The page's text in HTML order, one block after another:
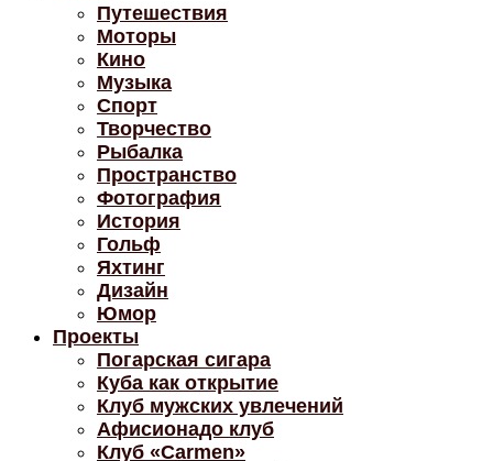
Путешествия
Моторы
Кино
Музыка
Спорт
Творчество
Рыбалка
Пространство
Фотография
История
Гольф
Яхтинг
Дизайн
Юмор
Проекты
Погарская сигара
Куба как открытие
Клуб мужских увлечений
Афисионадо клуб
Клуб «Carmen»